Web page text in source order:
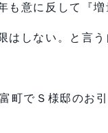
も意に反して『増
はしない。と言
町でＳ様邸のお